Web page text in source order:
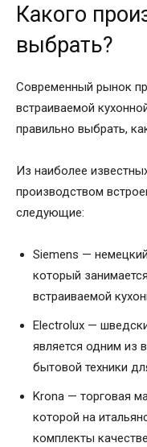
Какого
выбрать?
Современный рынок
встраиваемой
правильно выбрать,
Из наиболее
производством
следующие:
Siemens —
который
встраиваемой
Electrolux —
является одним из
бытовой техники
Krona — торговая
которой на
комплекты